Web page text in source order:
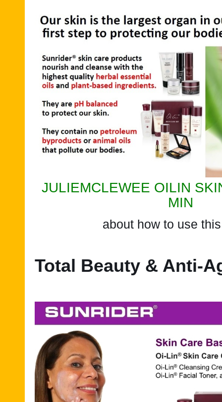
JULIEMCLEWEE OILIN
MIN
about how to use
Total Beauty & Anti-